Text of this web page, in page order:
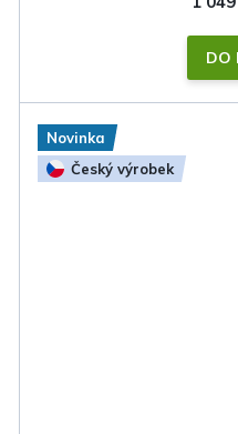
DO
Novinka
Český výrobek